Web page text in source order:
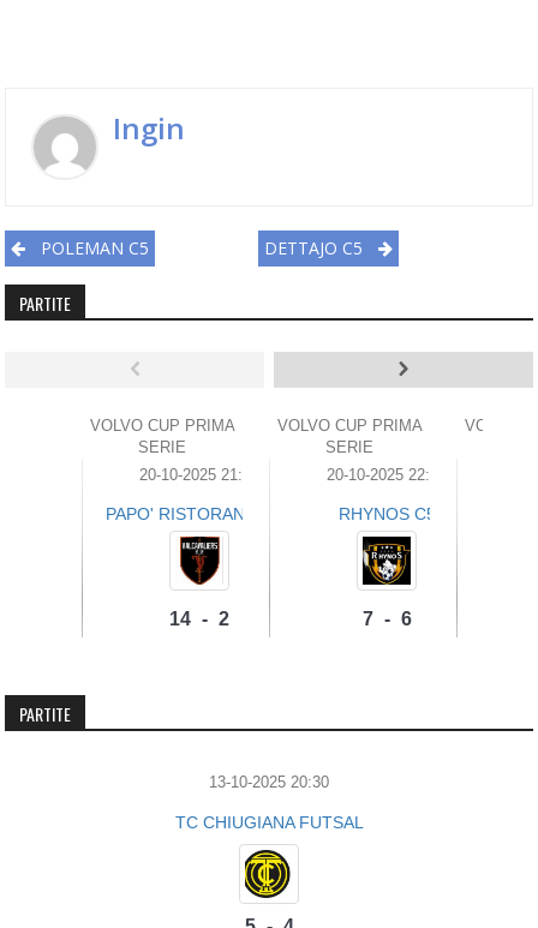
Ingin
Post navigation
POLEMAN C5 DETTAJO C5
PARTITE
VOLVO CUP PRIMA
SERIE
20-10-2025 21:00
PAPO' RISTORANTE C5
14 - 2
TORTUGAS
VOLVO CUP PRIMA
SERIE
20-10-2025 22:00
RHYNOS C5
7 - 6
SLEAL MADRID
VOLVO
PARTITE
13-10-2025 20:30
TC CHIUGIANA FUTSAL